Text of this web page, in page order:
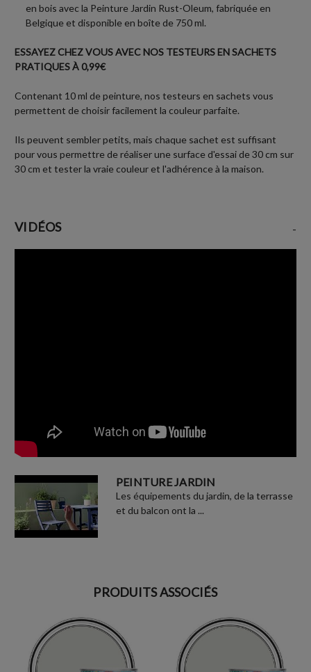
en bois avec la Peinture Jardin Rust-Oleum, fabriquée en
Belgique et disponible en boîte de 750 ml.
ESSAYEZ CHEZ VOUS AVEC NOS TESTEURS EN SACHETS
PRATIQUES À 0,99€
Contenant 10 ml de peinture, nos testeurs en sachets vous
permettent de choisir facilement la couleur parfaite.
Ils peuvent sembler petits, mais chaque sachet est suffisant
pour vous permettre de réaliser une surface d'essai de 30 cm sur
30 cm et tester la vraie couleur et l'adhérence à la maison.
VIDÉOS -
PEINTURE JARDIN
Les équipements du jardin, de la terrasse
et du balcon ont la ...
PRODUITS ASSOCIÉS